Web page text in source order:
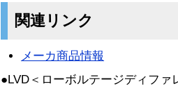
関連リンク
メーカ商品情報
●LVD＜ローボルテージディフ